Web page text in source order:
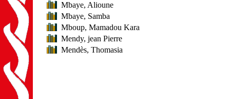
Mbaye, Alioune
Mbaye, Samba
Mboup, Mamadou Kara
Mendy, jean Pierre
Mendès, Thomasia